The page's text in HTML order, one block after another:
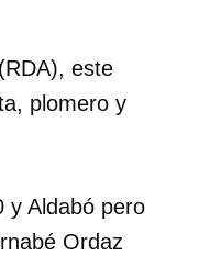
este
plomero y
y Aldabó pero
Ordaz